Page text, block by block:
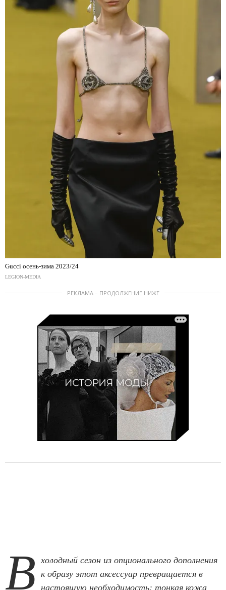
Gucci осень-зима 2023/24
LEGION-MEDIA
РЕКЛАМА – ПРОДОЛЖЕНИЕ НИЖЕ
В холодный сезон из опционального дополнения
к образу этот аксессуар превращается в
настоящую необходимость: тонкая кожа